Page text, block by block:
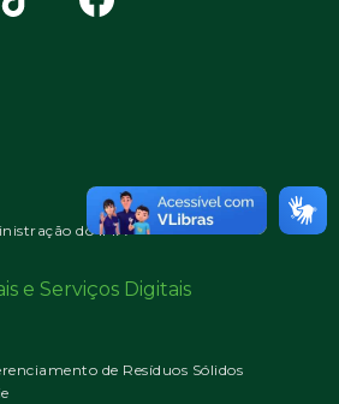
do IMA
e Serviços Digitais
de Resíduos Sólidos